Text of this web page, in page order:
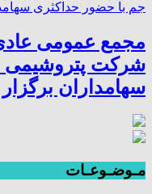
مجمع عمومی
شرکت پتروشیمی
سهامداران
مـوضـوعـات